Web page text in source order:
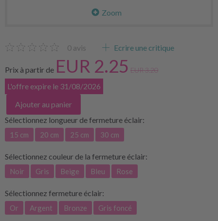
Zoom
0 avis Ecrire une critique
Prix à partir de EUR 2.25 EUR 3.20
L'offre expire le 31/08/2026
Ajouter au panier
Sélectionnez longueur de fermeture éclair:
15 cm 20 cm 25 cm 30 cm
Sélectionnez couleur de la fermeture éclair:
Noir Gris Beige Bleu Rose
Sélectionnez fermeture éclair:
Or Argent Bronze Gris foncé